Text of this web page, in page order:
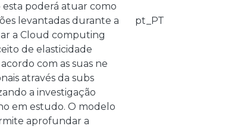
poderá atuar como
levantadas durante a
a Cloud computing
de elasticidade
com as suas ne
através da subs
a investigação
em estudo. O modelo
aprofundar a
pt_PT